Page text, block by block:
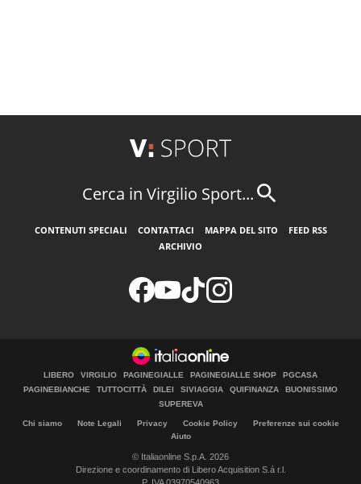
Cerca in Virgilio Sport...
CONTENUTI SPECIALI CONTATTACI MAPPA DEL SITO
FEED RSS
ARCHIVIO
LIBERO VIRGILIO PAGINEGIALLE PAGINEGIALLE SHOP
PGCASA
PAGINEBIANCHE
TUTTOCITTÀ DILEI SIVIAGGIA QUIFINANZA
BUONISSIMO
SUPEREVA
Chi siamo Note Legali Privacy Cookie Policy
Preferenze sui cookie
Aiuto
© Italiaonline S.p.A. 2026
Direzione e coordinamento di Libero Acquisition S.á r.l.